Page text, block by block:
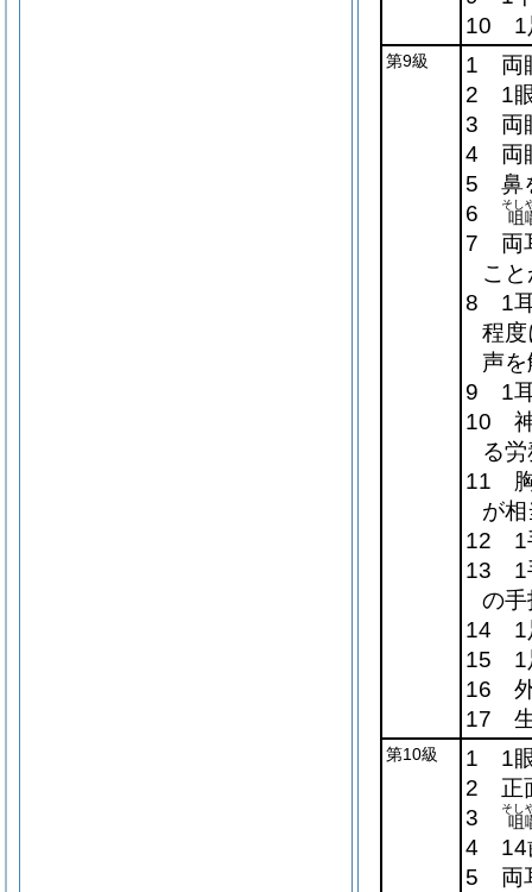
10 1
第9級
1 両
2 1眼
3 両
4 両
5 鼻
6
咀
そし
7 両
こ
8 1耳
程
声
9 1耳
10 神
る
11 胸
が
12 1
13 1
の
14 1
15 1
16 外
17 生
第10級
1 1眼
2 正
3
咀
そし
4 14
5 両